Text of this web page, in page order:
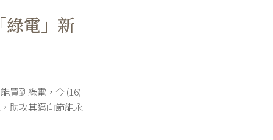
綠電」新
買到綠電，今 (16)
助攻其邁向節能永